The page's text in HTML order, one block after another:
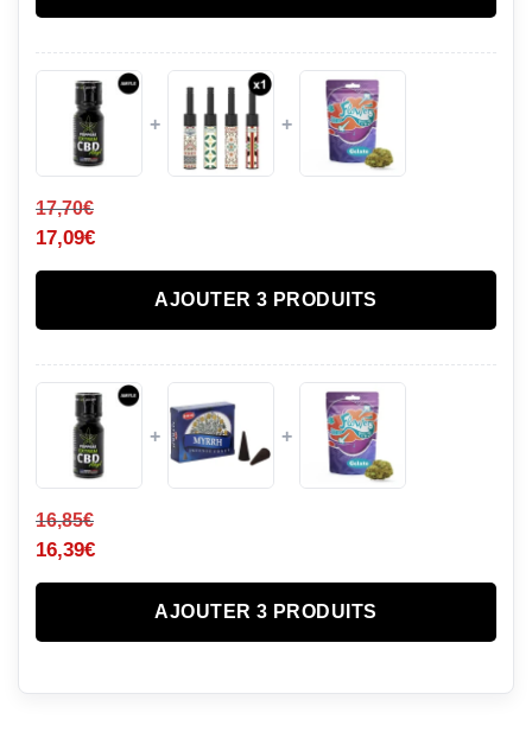
+ +
17,70€
17,09€
AJOUTER 3 PRODUITS
+ +
16,85€
16,39€
AJOUTER 3 PRODUITS